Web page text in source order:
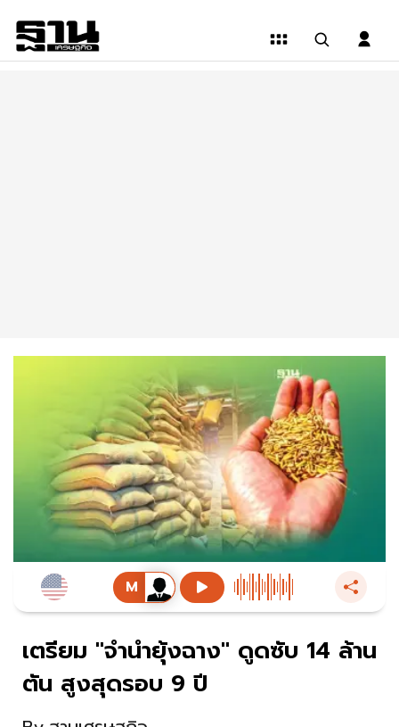
เตรียม "จำนำยุ้งฉาง" ดูดซับ 14 ล้าน
ตัน สูงสุดรอบ 9 ปี